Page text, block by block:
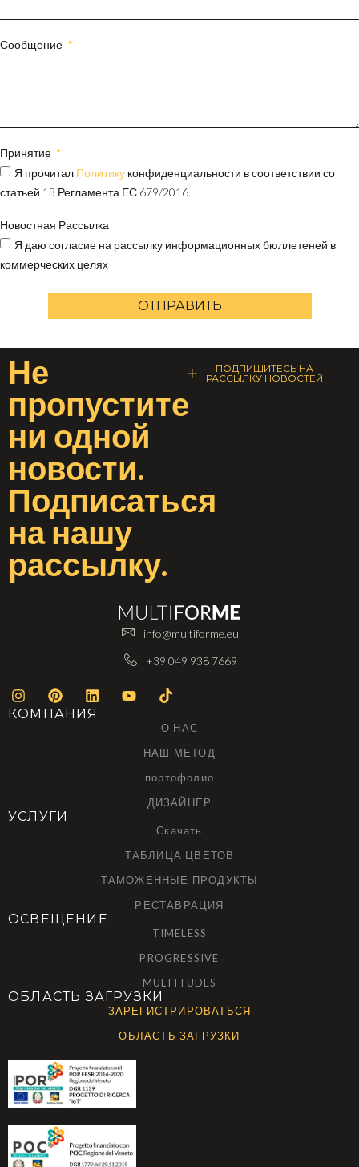
Сообщение
Принятие
Я прочитал Политику конфиденциальности в соответствии со
статьей 13 Регламента ЕС 679/2016.
Новостная Рассылка
Я даю согласие на рассылку информационных бюллетеней в
коммерческих целях
ОТПРАВИТЬ
Не
пропустите
ни одной
новости.
Подписаться
нанашу
рассылку.
ПОДПИШИТЕСЬ НА
РАССЫЛКУ НОВОСТЕЙ
info@multiforme.eu
+39 049 938 7669
КОМПАНИЯ
О НАС
НАШ МЕТОД
портофолио
ДИЗАЙНЕР
УСЛУГИ
Скачать
ТАБЛИЦА ЦВЕТОВ
ТАМОЖЕННЫЕ ПРОДУКТЫ
РЕСТАВРАЦИЯ
ОСВЕЩЕНИЕ
TIMELESS
PROGRESSIVE
MULTITUDES
ОБЛАСТЬ ЗАГРУЗКИ
ЗАРЕГИСТРИРОВАТЬСЯ
ОБЛАСТЬ ЗАГРУЗКИ